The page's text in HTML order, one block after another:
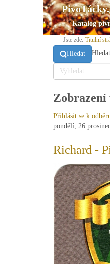
Katalog
Jste zde: Titulní
Hledat Hledat
Zobrazení
Přihlásit se k
pondělí, 26
Richard -